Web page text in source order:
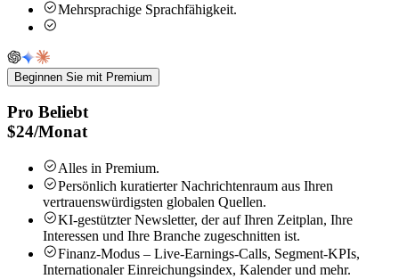
Mehrsprachige Sprachfähigkeit.
Beginnen Sie mit Premium
Pro Beliebt
$24/Monat
Alles in Premium.
Persönlich kuratierter Nachrichtenraum aus Ihren
vertrauenswürdigsten globalen Quellen.
KI-gestützter Newsletter, der auf Ihren Zeitplan, Ihre
Interessen und Ihre Branche zugeschnitten ist.
Finanz-Modus – Live-Earnings-Calls, Segment-KPIs,
Internationaler Einreichungsindex, Kalender und mehr.